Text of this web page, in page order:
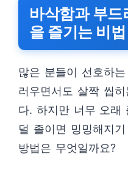
바삭함과 부드
을 즐기는 비법
많은 분들이 선호하
러우면서도 살짝 씹
다. 하지만 너무 오래
덜 졸이면 밍밍해지
방법은 무엇일까요?